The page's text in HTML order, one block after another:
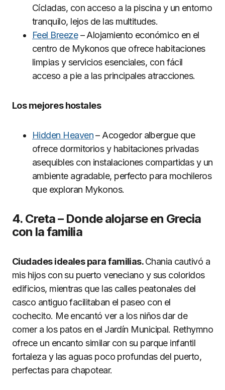
Cícladas, con acceso a la piscina y un entorno
tranquilo, lejos de las multitudes.
Feel Breeze– Alojamiento económico en el
centro de Mykonos que ofrece habitaciones
limpias y servicios esenciales, con fácil
acceso a pie a las principales atracciones.
Los mejores hostales
Hidden Heaven– Acogedor albergue que
ofrece dormitorios y habitaciones privadas
asequibles con instalaciones compartidas y un
ambiente agradable, perfecto para mochileros
que exploran Mykonos.
4. Creta – Donde alojarse en Grecia
con la familia
Ciudades ideales para familias.Chania cautivó a
mis hijos con su puerto veneciano y sus coloridos
edificios, mientras que las calles peatonales del
casco antiguo facilitaban el paseo con el
cochecito. Me encantó ver a los niños dar de
comer a los patos en el Jardín Municipal. Rethymno
ofrece un encanto similar con su parque infantil
fortaleza y las aguas poco profundas del puerto,
perfectas para chapotear.